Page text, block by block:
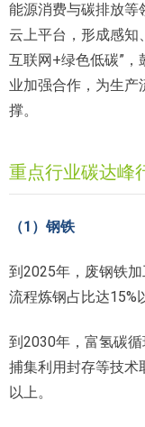
能源消费与碳排放等
云上平台，形成感知
互联网+绿色低碳”
业加强合作，为生产
撑。
重点行业碳达峰
（1）钢铁
到2025年，废钢铁
流程炼钢占比达15%
到2030年，富氢碳
捕集利用封存等技术
以上。